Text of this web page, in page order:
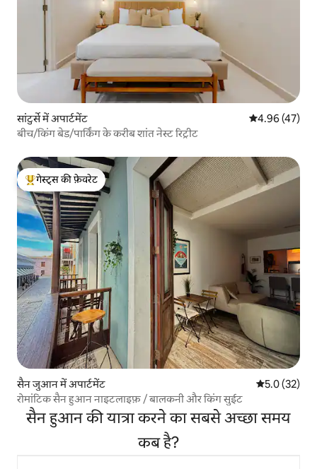
सांटुर्से में अपार्टमेंट औसत रेटिंग 5 में
4.96 (47)
बीच/किंग बेड/पार्किंग के करीब शांत नेस्ट रिट्रीट
गेस्ट्स का टॉप फ़ेवरेट
गेस्ट्स की फ़ेवरेट
सैन जुआन में अपार्टमेंट औसत रेटिंग 5
5.0 (32)
रोमांटिक सैन हुआन नाइटलाइफ़ / बालकनी और किंग सुईट
सैन हुआन की यात्रा करने का सबसे अच्छा समय
कब है?